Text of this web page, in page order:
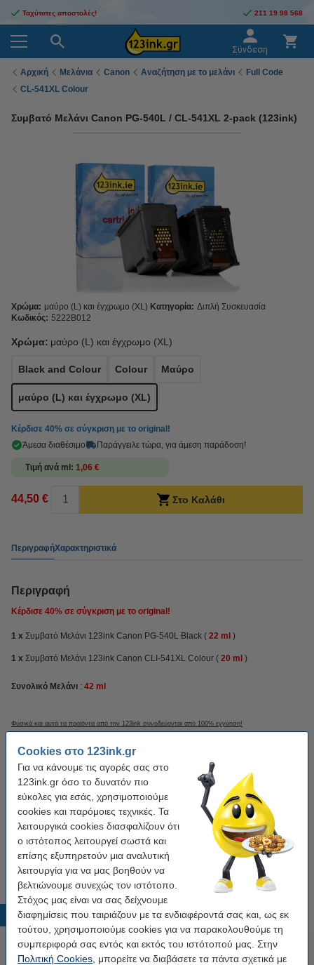
Cookies στο 123ink.gr
Για να κάνουμε τις αγορές σας στο
123ink.gr όσο το δυνατόν πιο
εύκολες για εσάς, χρησιμοποιούμε
cookies και παρόμοιες τεχνικές. Τα
λειτουργικά cookies διασφαλίζουν ότι
ο ιστότοπος λειτουργεί σωστά και
επίσης εξυπηρετούν μια αναλυτική
λειτουργία για να μας βοηθούν να
βελτιώνουμε συνεχώς τον ιστότοπο.
Στόχος μας είναι να σας δείχνουμε
διαφημίσεις που ταιριάζουν με τα ενδιαφέροντά σας και, ως εκ
τούτου, χρησιμοποιούμε cookies για να παρακολουθούμε τη
συμπεριφορά σας εντός και εκτός του ιστότοπού μας. Στην
Πολιτική Cookies , μπορείτε να διαβάσετε τα πάντα σχετικά με
Ταχύτατες αποστολές! 211 19 98 568
Σύνδεση
Αρχική Μελάνια Canon Αναζήτηση με το μελάνι
Full Code
CL-541XL Colour
Συμβατό Μελάνι Canon PG-540L / CL-541XL 2-pack (123ink)
Χρώμα: μαύρο (L) και έγχρωμο (XL) Κατηγορία: Διπλή Συσκευασία
Κωδικός: 5222B012
Χρώμα: μαύρο (L) και έγχρωμο (XL)
Black and Colour Colour Μαύρο
μαύρο (L) και έγχρωμο (XL)
Κέρδισε 40% σε σύγκριση με το original!
Άμεσα διαθέσιμο
Παράγγειλε τώρα, για άμεση παράδοση!
Τιμή ανά ml 1,06 €
44,50 € Στο Καλάθι
ΠεριγραφήΧαρακτηριστικά
Περιγραφή
Κέρδισε 40% σε σύγκριση με το original!
1 x Συμβατό Μελάνι 123ink Canon PG-540L Black ( 22 ml )
1 x Συμβατό Μελάνι 123ink Canon CLI-541XL Colour ( 20 ml )
Συνολικό Mελάνι : 42 ml
Φυσικά και αυτά τα προϊόντα από την 123ink συνοδεύονται από 100% εγγύηση!
Χαρακτηριστικά
μαύρο (L) και έγχρωμο (XL)
Κατηγορία: Διπλή Συσκευασία
Κωδικός: 5222B012
Δημοφιλή προϊόντα